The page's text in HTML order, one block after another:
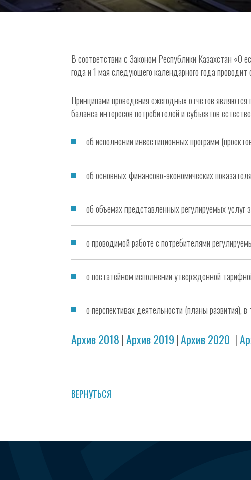
В соответствии с Законом Республики Казахстан «О
года и 1 мая следующего календарного года
Принципами проведения ежегодных отчетов
баланса интересов потребителей и субъектов
об исполнении инвестиционных программ
об основных финансово-экономических
об объемах представленных регулируемых услуг
о проводимой работе с потребителями
о постатейном исполнении утвержденной
о перспективах деятельности (планы развития),
Архив 2018 |Архив 2019 |Архив 2020 |
ВЕРНУТЬСЯ